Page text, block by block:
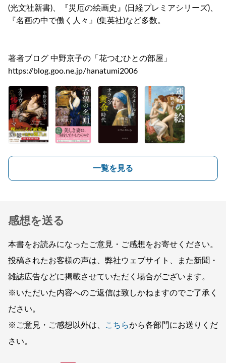
(光文社新書)、『災厄の絵画史』(日経プレミアシリーズ)、
『名画の中で働く人々』(集英社)など多数。
著者ブログ 中野京子の「花つむひとの部屋」
https://blog.goo.ne.jp/hanatumi2006
一覧を見る
感想を送る
本書をお読みになったご意見・ご感想をお寄せください。
投稿されたお客様の声は、弊社ウェブサイト、また新聞・
雑誌広告などに掲載させていただく場合がございます。
※いただいた内容へのご返信は致しかねますのでご了承く
ださい。
※ご意見・ご感想以外は、
こちらから各部門にお送りくだ
さい。